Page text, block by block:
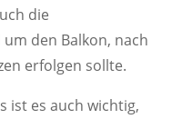
die
den Balkon, nach
erfolgen sollte.
ist es auch wichtig,